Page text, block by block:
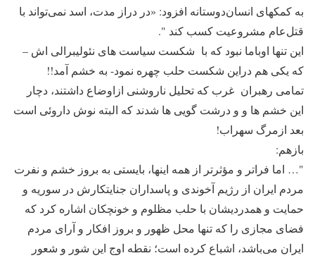
به کمکهای انسان‌دوستانه افزود: «در دراز مدت، اسد نمی‌تواند با
قتل‌عام مشروعیت کسب کند ".
این تنها اوباما نبود که با شکست سیاست های نئولیبرالی اش –
که یکی هم دراین شکست حلب چهره نمود- به خشم آمد!!
تمامی رهبران غرب که تحلیل ناروشنی ازاوضاع داشتند، دچار
این خشم ها و و درشت گویی ها شدند که البته نوش داروئی است
بعد ازمرگ سهراب!
بازهم:
"… اما فراتر و مؤثرتر از همه اینها، بایستی به بروز خشم و نفرت
مردم ایران از رژیم آخوندی و پاسداران جنایتکارش در سوریه و
حمایت و همدردیشان با حلب مظلوم و خونچکان اشاره کرد که
فضای مجازی را که تنها محل ظهور و بروز افکار و آرای مردم
ایران می‌باشد، اشباع کرده است؛ نقطه اوج این شور و شعور